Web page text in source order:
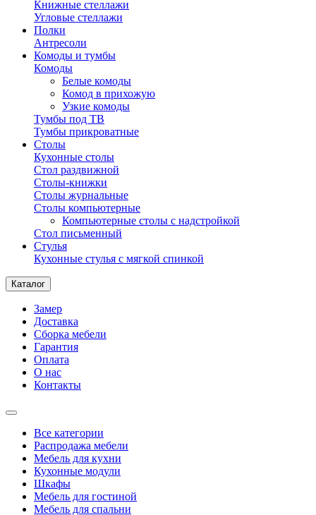
Книжные стеллажи
Угловые стеллажи
Полки
Антресоли
Комоды и тумбы
Комоды
Белые комоды
Комод в прихожую
Узкие комоды
Тумбы под ТВ
Тумбы прикроватные
Столы
Кухонные столы
Стол раздвижной
Столы-книжки
Столы журнальные
Столы компьютерные
Компьютерные столы с надстройкой
Стол письменный
Стулья
Кухонные стулья с мягкой спинкой
Каталог
Замер
Доставка
Сборка мебели
Гарантия
Оплата
О нас
Контакты
Все категории
Распродажа мебели
Мебель для кухни
Кухонные модули
Шкафы
Мебель для гостиной
Мебель для спальни